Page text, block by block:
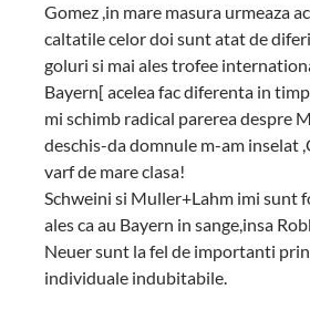
Gomez ,in mare masura urmeaza
caltatile celor doi sunt atat de
goluri si mai ales trofee
Bayern[ acelea fac diferenta in
mi schimb radical parerea despre
deschis-da domnule m-am inselat
varf de mare clasa!
Schweini si Muller+Lahm imi sunt
ales ca au Bayern in sange,insa
Neuer sunt la fel de importanti
individuale indubitabile.